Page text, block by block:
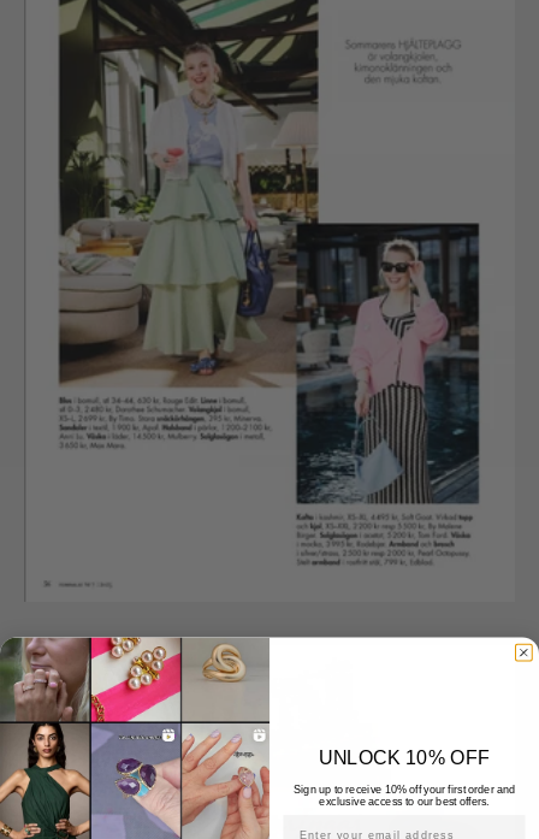
UNLOCK 10% OFF
Sign up to receive 10% off your first order and
exclusive access to our best offers.